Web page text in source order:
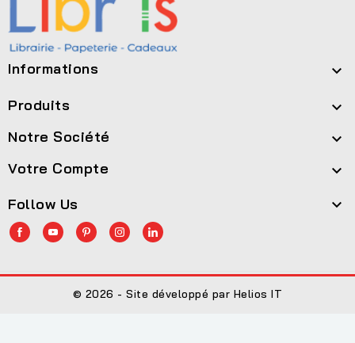
Informations 
Produits 
Notre Société 
Votre Compte 
Follow Us 
© 2026 - Site développé par Helios IT